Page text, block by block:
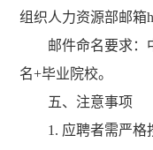
组织人力资源部邮箱
邮件命名要求：
名+毕业院校。
五、注意事项
1. 应聘者需严格